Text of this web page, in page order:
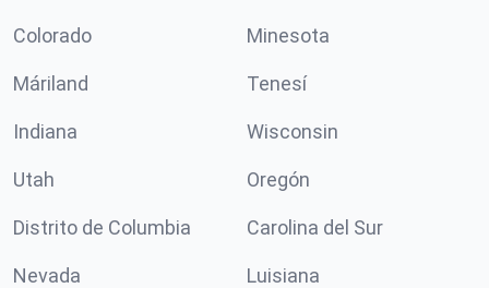
Colorado Minesota
Máriland Tenesí
Indiana Wisconsin
Utah Oregón
Distrito de Columbia Carolina del Sur
Nevada Luisiana